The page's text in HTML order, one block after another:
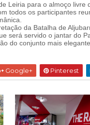
Leiria para o almoço livre
todos os participantes
da Batalha de
será servido o jantar do
do conjunto mais
Google+ Pinterest